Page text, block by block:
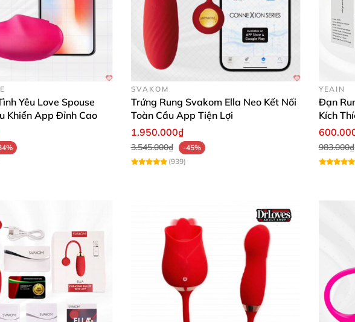
mềm mại, an toàn tuyệt đối cho da nhạy cảm
theo khi đi xa
điểm G, cho cảm giác sướng tột đỉnh
nhẹ theo ý muốn
Trứng Rung Gai Mềm Silicon Kích Thích Cực Đã Tình Yêu
🎨
Yêu Love Spouse
Khiển App Đỉnh Cao
SVAKOM
Trứng Rung Svakom Ella Neo Kết Nối
Toàn Cầu App Tiện Lợi
1.950.000₫
3.545.000₫
-45%
(939)
YEAIN
Đạn
Kích
983.000₫